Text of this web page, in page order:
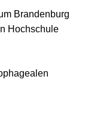
Brandenburg
Hochschule